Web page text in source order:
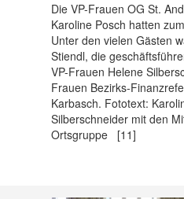
Die VP-Frauen OG St.
Karoline Posch hatten
Unter den vielen Gästen
Stiendl, die
VP-Frauen Helene
Frauen Bezirks-
Karbasch. Fototext:
Silberschneider mit den
Ortsgruppe [11]